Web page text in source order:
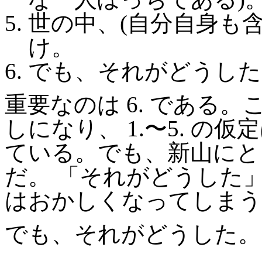
世の中、(自分自身も
け。
でも、それがどうし
重要なのは 6. である。
しになり、 1.〜5. の仮
ている。でも、新山に
だ。 「それがどうした
はおかしくなってしま
でも、それがどうした。